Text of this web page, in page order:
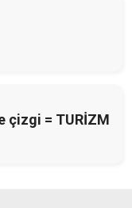
çizgi = TURİZM